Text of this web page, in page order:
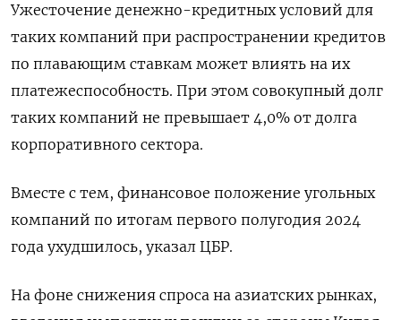
Ужесточение денежно-кредитных условий для
таких компаний при распространении кредитов
по плавающим ставкам может влиять на их
платежеспособность. При этом совокупный долг
таких компаний не превышает 4,0% от долга
корпоративного сектора.
Вместе с тем, финансовое положение угольных
компаний по итогам первого полугодия 2024
года ухудшилось, указал ЦБР.
На фоне снижения спроса на азиатских рынках,